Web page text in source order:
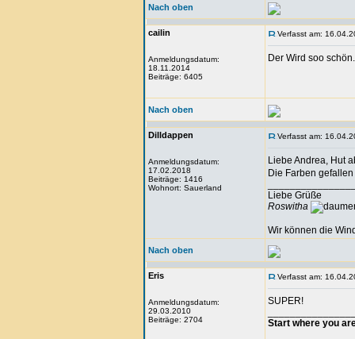
Nach oben
cailin
Anmeldungsdatum:
18.11.2014
Beiträge: 6405
Verfasst am:
Der Wird soo
Nach oben
Dilldappen
Anmeldungsdatum:
17.02.2018
Beiträge: 1416
Wohnort: Sauerland
Verfasst am:
Liebe Andrea, Hut
Die Farben
Liebe Grüße
Roswitha
Wir können die
Nach oben
Eris
Anmeldungsdatum:
29.03.2010
Beiträge: 2704
Verfasst am:
SUPER!
Start where you